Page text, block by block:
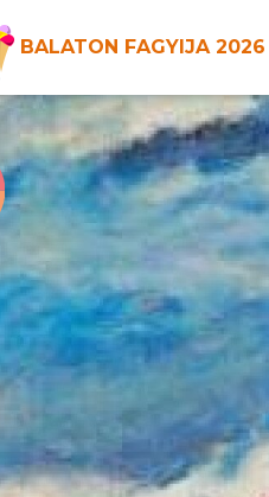
BALATON FAGYIJA 2026